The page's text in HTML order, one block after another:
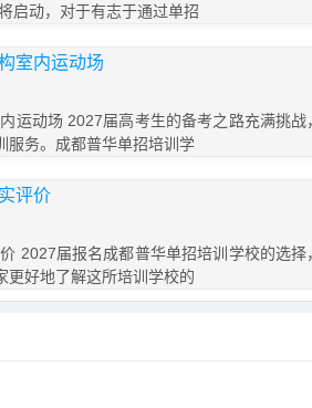
启动，对于有志于通过单招
室内运动场
运动场 2027届高考生的备考之路充满挑战
服务。成都普华单招培训学
评价
2027届报名成都普华单招培训学校的选择
更好地了解这所培训学校的